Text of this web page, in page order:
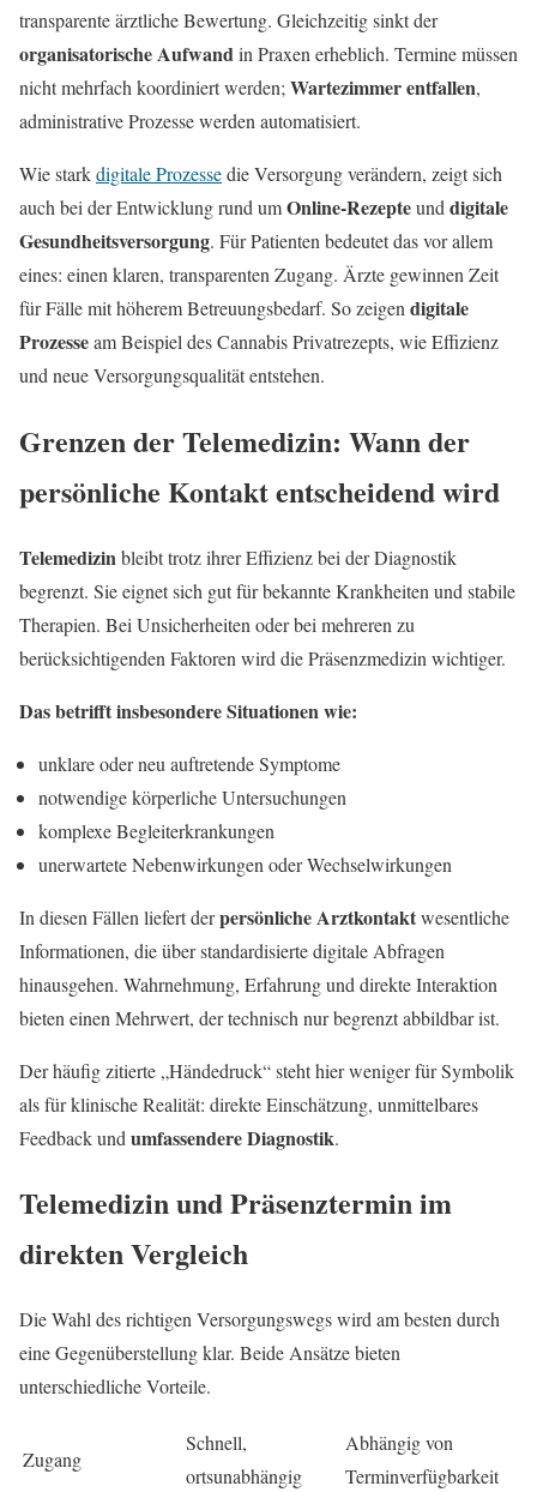
transparente ärztliche Bewertung. Gleichzeitig sinkt der
organisatorische Aufwandin Praxen erheblich. Termine müssen
nicht mehrfach koordiniert werden; Wartezimmer entfallen,
administrative Prozesse werden automatisiert.
Wie starkdigitale Prozessedie Versorgung verändern, zeigt sich
auch bei der Entwicklung rund umOnline-Rezepteund digitale
Gesundheitsversorgung. Für Patienten bedeutet das vor allem
eines: einen klaren, transparenten Zugang. Ärzte gewinnen Zeit
für Fälle mit höherem Betreuungsbedarf. So zeigen digitale
Prozesseam Beispiel des Cannabis Privatrezepts, wie Effizienz
und neue Versorgungsqualität entstehen.
Grenzen der Telemedizin: Wann der
persönliche Kontakt entscheidend wird
Telemedizin bleibt trotz ihrer Effizienz bei der Diagnostik
begrenzt. Sie eignet sich gut für bekannte Krankheiten und stabile
Therapien. Bei Unsicherheiten oder bei mehreren zu
berücksichtigenden Faktoren wird die Präsenzmedizin wichtiger.
Das betrifft insbesondere Situationen wie:
unklare oder neu auftretende Symptome
notwendige körperliche Untersuchungen
komplexe Begleiterkrankungen
unerwartete Nebenwirkungen oder Wechselwirkungen
In diesen Fällen liefert derpersönliche Arztkontaktwesentliche
Informationen, die über standardisierte digitale Abfragen
hinausgehen. Wahrnehmung, Erfahrung und direkte Interaktion
bieten einen Mehrwert, der technisch nur begrenzt abbildbar ist.
Der häufig zitierte „Händedruck“ steht hier weniger für Symbolik
als für klinische Realität: direkte Einschätzung, unmittelbares
Feedback und umfassendere Diagnostik.
Telemedizin und Präsenztermin im
direkten Vergleich
Die Wahl des richtigen Versorgungswegs wird am besten durch
eine Gegenüberstellung klar. Beide Ansätze bieten
unterschiedliche Vorteile.
Zugang
Schnell,
ortsunabhängig
Abhängig von
Terminverfügbarkeit